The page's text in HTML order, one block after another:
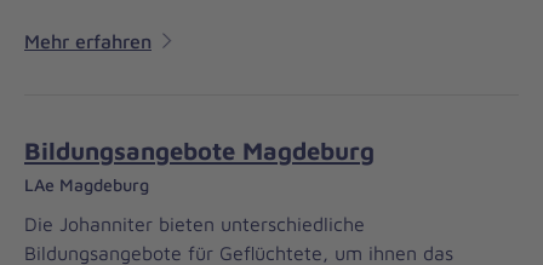
Mehr erfahren
Bildungsangebote Magdeburg
LAe Magdeburg
Die Johanniter bieten unterschiedliche
Bildungsangebote für Geflüchtete, um ihnen das